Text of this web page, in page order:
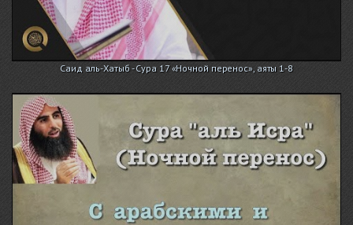
Саид аль-Хатыб - Сура 17 «Ночной перенос», аяты 1-8